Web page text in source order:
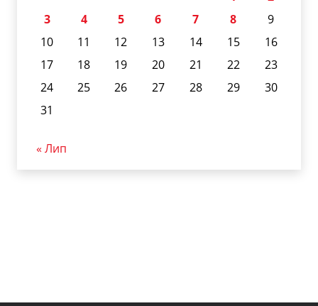
3
4 5 6 7 8
9
10
11 12 13 14 15
16
17
18 19 20 21 22
23
24
25 26 27 28 29
30
31
« Лип